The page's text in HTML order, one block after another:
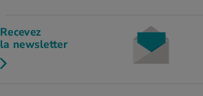
Recevez
la newsletter